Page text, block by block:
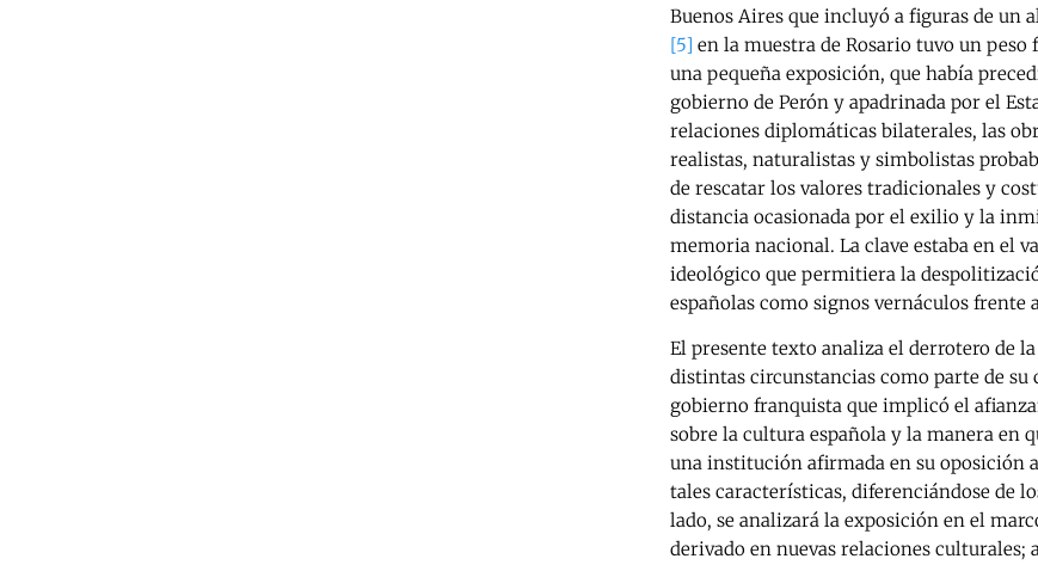
Buenos Aires que incluyó a figuras de
[5] en la muestra de Rosario tuvo un
una pequeña exposición, que había
gobierno de Perón y apadrinada por el
relaciones diplomáticas bilaterales, las
realistas, naturalistas y simbolistas
de rescatar los valores tradicionales y
distancia ocasionada por el exilio y la
memoria nacional. La clave estaba en el
ideológico que permitiera la
españolas como signos vernáculos frente
El presente texto analiza el derrotero de
distintas circunstancias como parte de su
gobierno franquista que implicó el
sobre la cultura española y la manera en
una institución afirmada en su oposición
tales características, diferenciándose de
lado, se analizará la exposición en el
derivado en nuevas relaciones